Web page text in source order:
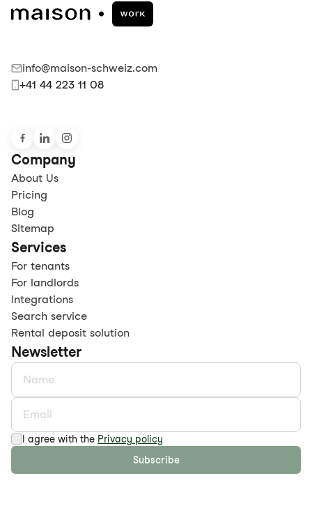
info@maison-schweiz.com
+41 44 223 11 08
Company
About Us
Pricing
Blog
Sitemap
Services
For tenants
For landlords
Integrations
Search service
Rental deposit solution
Newsletter
I agree with the Privacy policy
Subscribe